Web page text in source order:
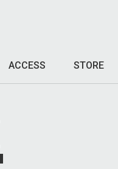
ACCESS STORE